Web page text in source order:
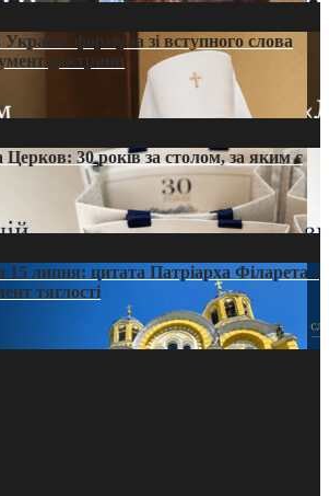
формула зі вступного слова
доктрини
Церков: 30 років за столом, за яким є
15 липня: цитата Патріарха Філарета з
тяглості